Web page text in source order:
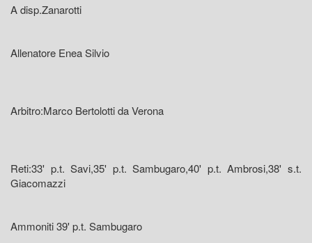
A disp.Zanarotti
Allenatore Enea Silvio
Arbitro:Marco Bertolotti da Verona
Reti:33' p.t. Savi,35' p.t. Sambugaro,40' p.t. Ambrosi,38' s.t.
Giacomazzi
Ammoniti 39' p.t. Sambugaro